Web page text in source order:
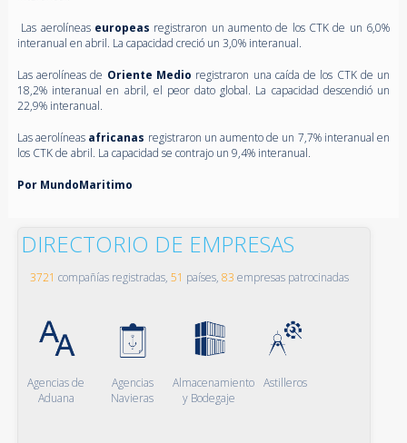
Las aerolíneas europeas registraron un aumento de los CTK de un 6,0%
interanual en abril. La capacidad creció un 3,0% interanual.
Las aerolíneas de Oriente Medio registraron una caída de los CTK de un
18,2% interanual en abril, el peor dato global. La capacidad descendió un
22,9% interanual.
Las aerolíneas africanas registraron un aumento de un 7,7% interanual en
los CTK de abril. La capacidad se contrajo un 9,4% interanual.
Por MundoMaritimo
DIRECTORIO DE EMPRESAS
3721 compañías registradas, 51 países, 83 empresas patrocinadas
Agencias de
Aduana
Agencias
Navieras
Almacenamiento
y Bodegaje
Astilleros